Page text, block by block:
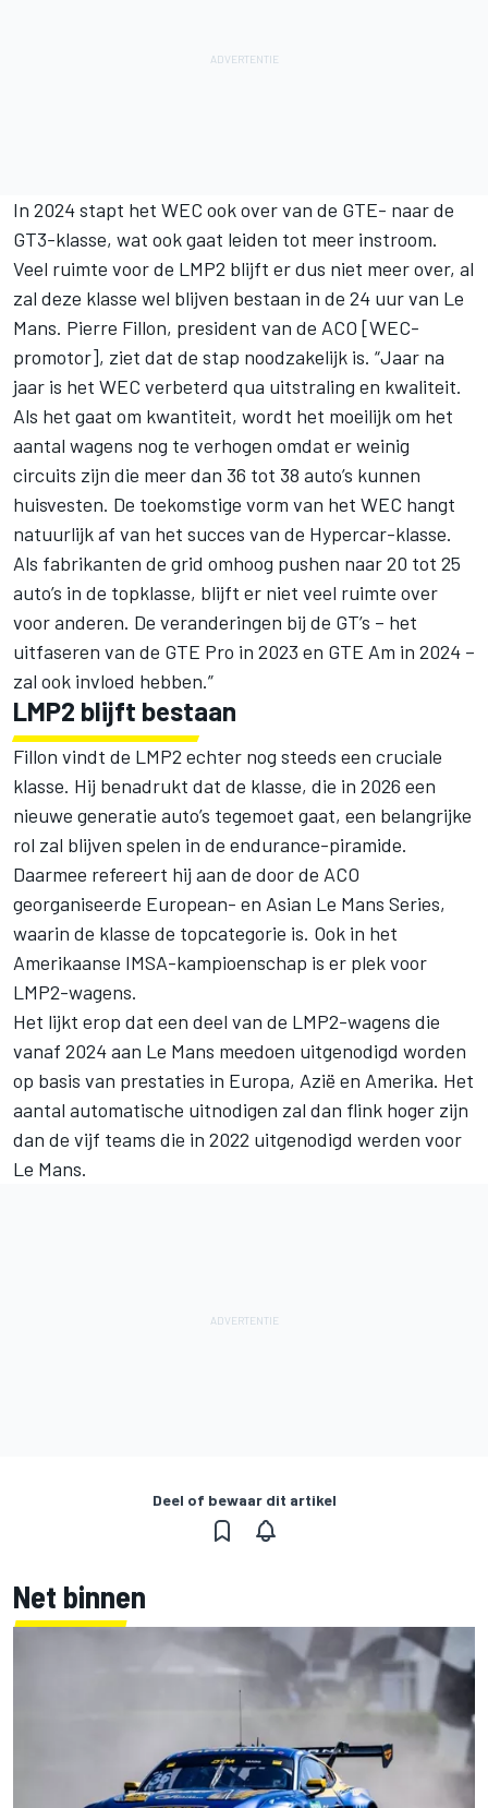
In 2024 stapt het WEC ook over van de GTE- naar de
GT3-klasse, wat ook gaat leiden tot meer instroom.
Veel ruimte voor de LMP2 blijft er dus niet meer over, al
zal deze klasse wel blijven bestaan in de 24 uur van Le
Mans. Pierre Fillon, president van de ACO [WEC-
promotor], ziet dat de stap noodzakelijk is. “Jaar na
jaar is het WEC verbeterd qua uitstraling en kwaliteit.
Als het gaat om kwantiteit, wordt het moeilijk om het
aantal wagens nog te verhogen omdat er weinig
circuits zijn die meer dan 36 tot 38 auto’s kunnen
huisvesten. De toekomstige vorm van het WEC hangt
natuurlijk af van het succes van de Hypercar-klasse.
Als fabrikanten de grid omhoog pushen naar 20 tot 25
auto’s in de topklasse, blijft er niet veel ruimte over
voor anderen. De veranderingen bij de GT’s – het
uitfaseren van de GTE Pro in 2023 en GTE Am in 2024 –
zal ook invloed hebben.”
LMP2 blijft bestaan
Fillon vindt de LMP2 echter nog steeds een cruciale
klasse. Hij benadrukt dat de klasse, die in 2026 een
nieuwe generatie auto’s tegemoet gaat, een belangrijke
rol zal blijven spelen in de endurance-piramide.
Daarmee refereert hij aan de door de ACO
georganiseerde European- en Asian Le Mans Series,
waarin de klasse de topcategorie is. Ook in het
Amerikaanse IMSA-kampioenschap is er plek voor
LMP2-wagens.
Het lijkt erop dat een deel van de LMP2-wagens die
vanaf 2024 aan Le Mans meedoen uitgenodigd worden
op basis van prestaties in Europa, Azië en Amerika. Het
aantal automatische uitnodigen zal dan flink hoger zijn
dan de vijf teams die in 2022 uitgenodigd werden voor
Le Mans.
Deel of bewaar dit artikel
Net binnen